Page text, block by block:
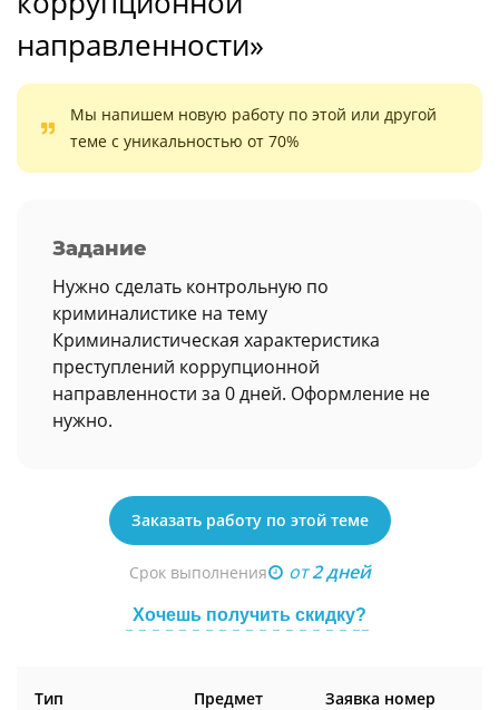
направленности»
Мы напишем новую работу по этой или другой
теме с уникальностью от 70%
Задание
Нужно сделать контрольную по
криминалистике на тему
Криминалистическая характеристика
преступлений коррупционной
направленности за 0 дней. Оформление не
нужно.
Заказать работу по этой теме
Срок выполнения от2 дней
Хочешь получить скидку?
Тип
Предмет
Заявка номер